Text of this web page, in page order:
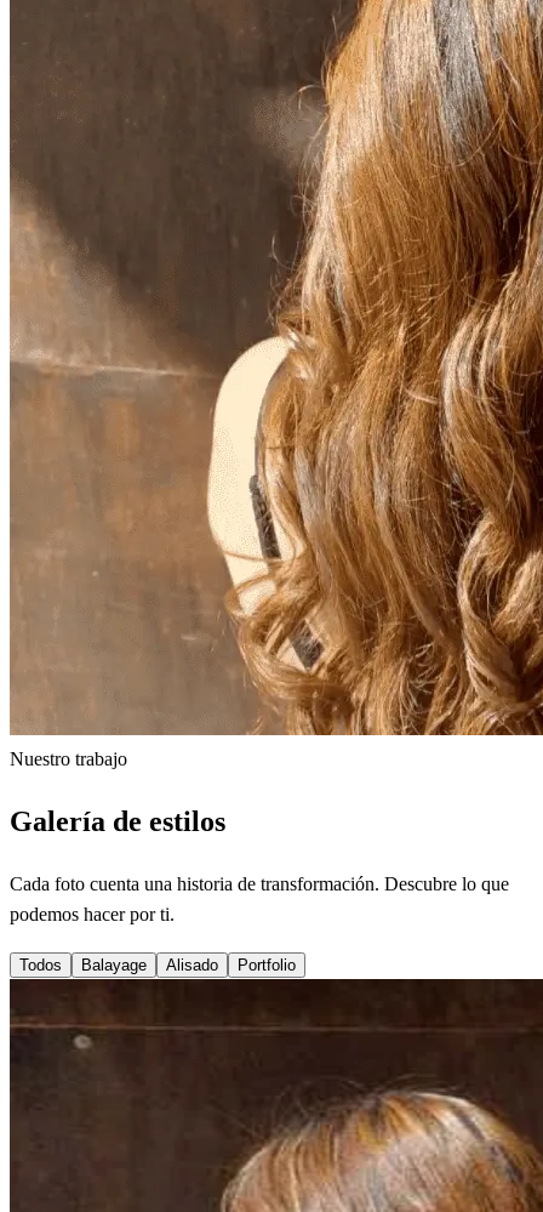
Nuestro trabajo
Galería de estilos
Cada foto cuenta una historia de transformación. Descubre lo que
podemos hacer por ti.
Todos Balayage Alisado Portfolio